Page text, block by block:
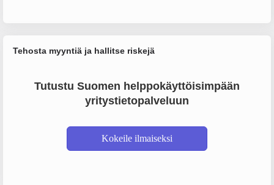
Tehosta myyntiä ja hallitse riskejä
Tutustu Suomen helppokäyttöisimpään
yritystietopalveluun
Kokeile ilmaiseksi